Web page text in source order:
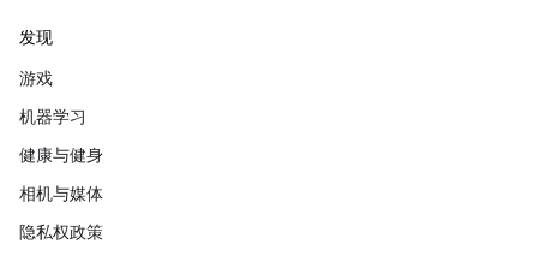
发现
游戏
机器学习
健康与健身
相机与媒体
隐私权政策